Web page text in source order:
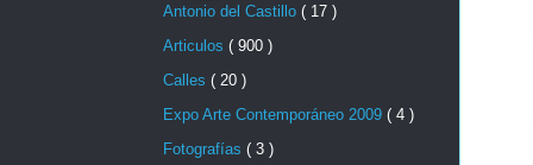
Antonio del Castillo ( 17 )
Articulos ( 900 )
Calles ( 20 )
Expo Arte Contemporáneo 2009 ( 4 )
Fotografías ( 3 )